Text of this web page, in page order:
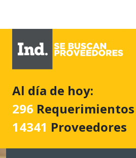
Al día de hoy:
296 Requerimientos
14341 Proveedores